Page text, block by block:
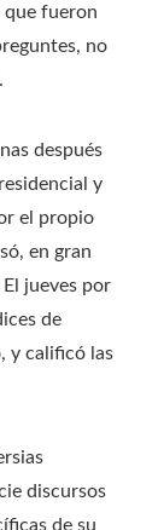
que fueron
no
después
y
el propio
en gran
jueves por
de
y calificó las
discursos
de su